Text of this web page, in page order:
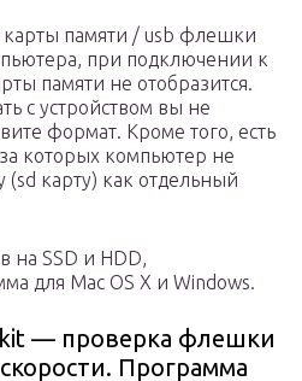
карты памяти / usb флешки
при подключении к
памяти не отобразится.
с устройством вы не
формат. Кроме того, есть
которых компьютер не
карту) как отдельный
на SSD и HDD,
для Mac OS X и Windows.
— проверка флешки
Программа